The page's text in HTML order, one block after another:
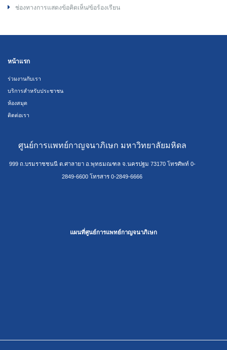
ช่องทางการแสดงข้อคิดเห็น/ข้อร้องเรียน
หน้าแรก
ร่วมงานกับเรา
บริการสำหรับประชาชน
ห้องสมุด
ติดต่อเรา
ศูนย์การแพทย์กาญจนาภิเษก มหาวิทยาลัยมหิดล
999 ถ.บรมราชชนนี ต.ศาลายา อ.พุทธมณฑล จ.นครปฐม 73170 โทรศัพท์ 0-
2849-6600 โทรสาร 0-2849-6666
แผนที่ศูนย์การแพทย์กาญจนาภิเษก